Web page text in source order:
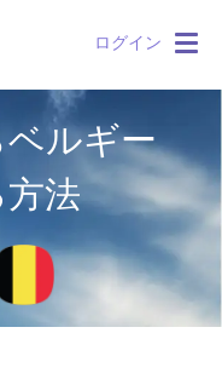
ログイン
ルギー
法